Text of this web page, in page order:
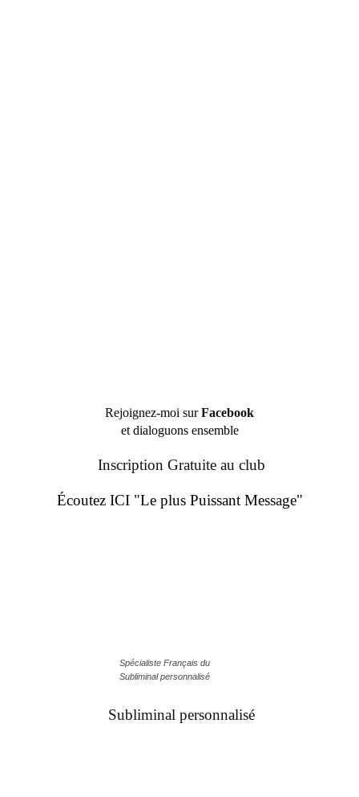
Rejoignez-moi surFacebook
et dialoguons ensemble
Inscription Gratuite au club
Écoutez ICI "Le plus Puissant Message"
Spécialiste Français du
Subliminal personnalisé
Subliminal personnalisé